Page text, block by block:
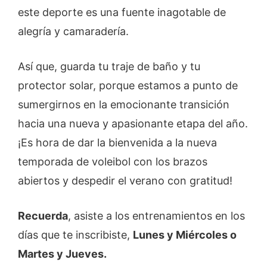
este deporte es una fuente inagotable de
alegría y camaradería.
Así que, guarda tu traje de baño y tu
protector solar, porque estamos a punto de
sumergirnos en la emocionante transición
hacia una nueva y apasionante etapa del año.
¡Es hora de dar la bienvenida a la nueva
temporada de voleibol con los brazos
abiertos y despedir el verano con gratitud!
Recuerda, asiste a los entrenamientos en los
días que te inscribiste, Lunes y Miércoles o
Martes y Jueves.